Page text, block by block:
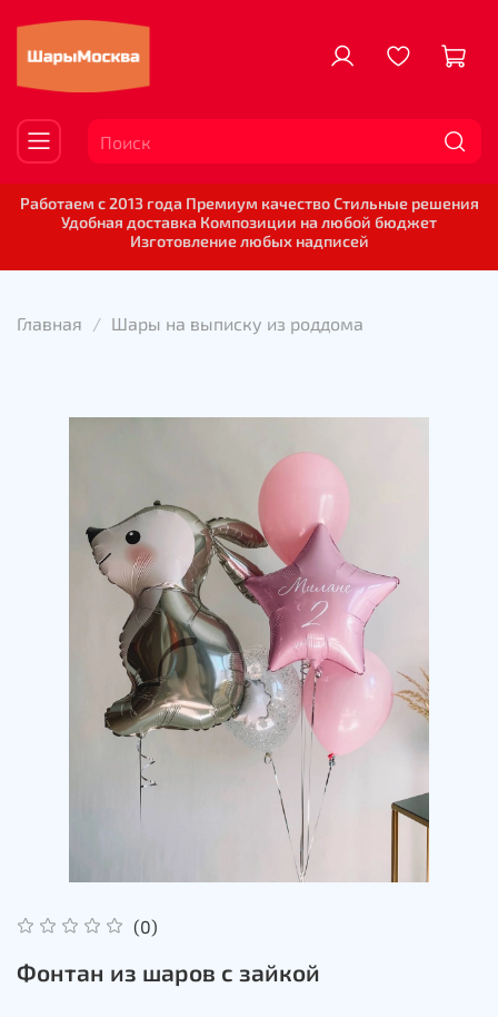
Работаем с 2013 года Премиум качество Стильные решения
Удобная доставка Композиции на любой бюджет
Изготовление любых надписей
Главная Шары на выписку из роддома
(0)
Фонтан из шаров с зайкой